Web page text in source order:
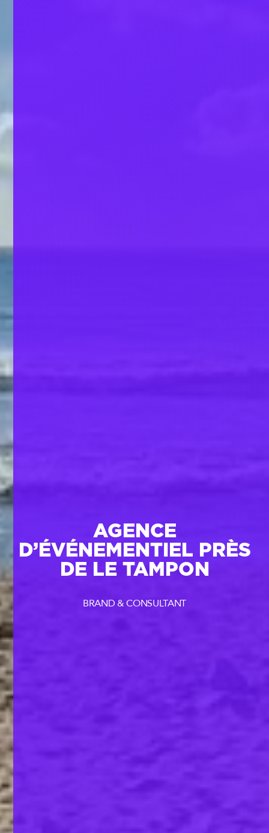
AGENCE
D’ÉVÉNEMENTIEL PRÈS
DE LE TAMPON
BRAND & CONSULTANT